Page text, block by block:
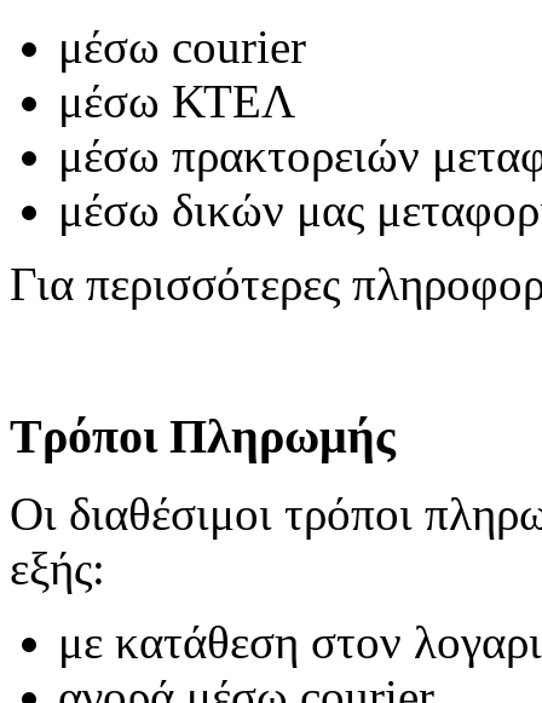
μέσω courier
μέσω ΚΤΕΛ
μέσω πρακτορειών
μέσω δικών μας
Για περισσότερες
Τρόποι Πληρωμής
Οι διαθέσιμοι τρόποι
εξής:
με κατάθεση στον